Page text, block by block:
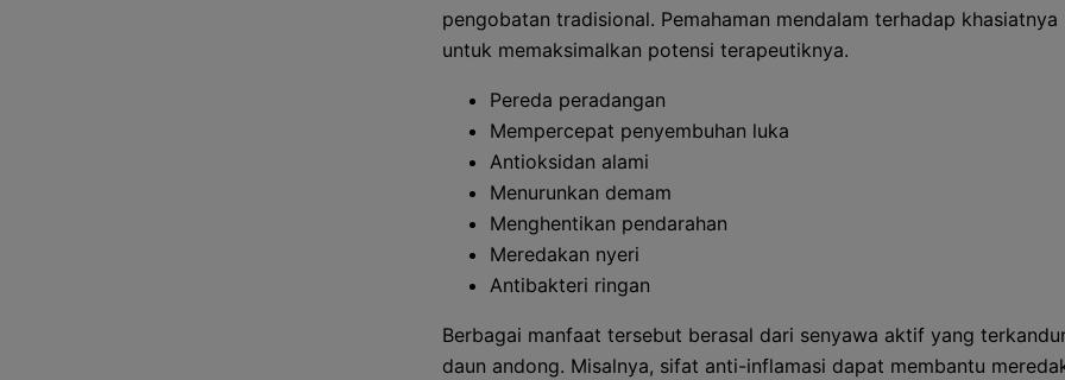
pengobatan tradisional. Pemahaman mendalam terhadap
untuk memaksimalkan potensi terapeutiknya.
Pereda peradangan
Mempercepat penyembuhan luka
Antioksidan alami
Menurunkan demam
Menghentikan pendarahan
Meredakan nyeri
Antibakteri ringan
Berbagai manfaat tersebut berasal dari senyawa aktif yang
daun andong. Misalnya, sifat anti-inflamasi dapat membantu